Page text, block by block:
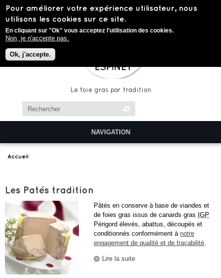
Pour améliorer votre expérience utilisateur, nous
utilisons les cookies sur ce site.
En cliquant sur "Ok" vous acceptez l'utilisation des cookies.
Non, je n'accepte pas.
Ok, j'accepte.
Aller au contenu principal
Le foie gras par tradition
Formulaire de recherche
Chercher dans ce site
NAVIGATION
Accueil
Les Patés tradition
Pâtés en conserve à base de viandes et
de foies gras issus de canards gras IGP
Périgord élevés, abattus, découpés et
conditionnés conformément à notre
engagement de qualité et de traçabilité
Lire la suite